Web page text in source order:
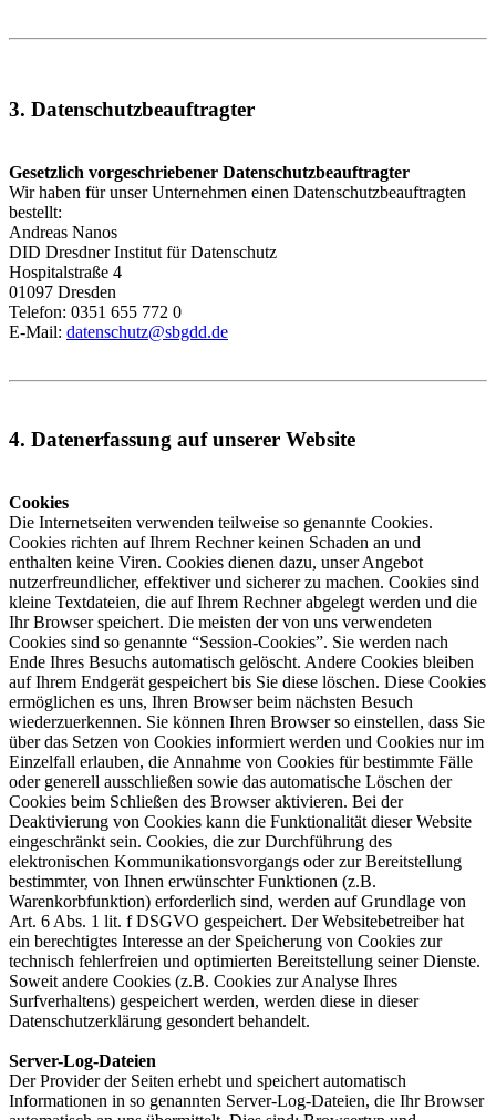
3. Datenschutzbeauftragter
Gesetzlich vorgeschriebener Datenschutzbeauftragter
Wir haben für unser Unternehmen einen Datenschutzbeauftragten
bestellt:
Andreas Nanos
DID Dresdner Institut für Datenschutz
Hospitalstraße 4
01097 Dresden
Telefon: 0351 655 772 0
E-Mail: datenschutz@sbgdd.de
4. Datenerfassung auf unserer Website
Cookies
Die Internetseiten verwenden teilweise so genannte Cookies.
Cookies richten auf Ihrem Rechner keinen Schaden an und
enthalten keine Viren. Cookies dienen dazu, unser Angebot
nutzerfreundlicher, effektiver und sicherer zu machen. Cookies sind
kleine Textdateien, die auf Ihrem Rechner abgelegt werden und die
Ihr Browser speichert. Die meisten der von uns verwendeten
Cookies sind so genannte “Session-Cookies”. Sie werden nach
Ende Ihres Besuchs automatisch gelöscht. Andere Cookies bleiben
auf Ihrem Endgerät gespeichert bis Sie diese löschen. Diese Cookies
ermöglichen es uns, Ihren Browser beim nächsten Besuch
wiederzuerkennen. Sie können Ihren Browser so einstellen, dass Sie
über das Setzen von Cookies informiert werden und Cookies nur im
Einzelfall erlauben, die Annahme von Cookies für bestimmte Fälle
oder generell ausschließen sowie das automatische Löschen der
Cookies beim Schließen des Browser aktivieren. Bei der
Deaktivierung von Cookies kann die Funktionalität dieser Website
eingeschränkt sein. Cookies, die zur Durchführung des
elektronischen Kommunikationsvorgangs oder zur Bereitstellung
bestimmter, von Ihnen erwünschter Funktionen (z.B.
Warenkorbfunktion) erforderlich sind, werden auf Grundlage von
Art. 6 Abs. 1 lit. f DSGVO gespeichert. Der Websitebetreiber hat
ein berechtigtes Interesse an der Speicherung von Cookies zur
technisch fehlerfreien und optimierten Bereitstellung seiner Dienste.
Soweit andere Cookies (z.B. Cookies zur Analyse Ihres
Surfverhaltens) gespeichert werden, werden diese in dieser
Datenschutzerklärung gesondert behandelt.
Server-Log-Dateien
Der Provider der Seiten erhebt und speichert automatisch
Informationen in so genannten Server-Log-Dateien, die Ihr Browser